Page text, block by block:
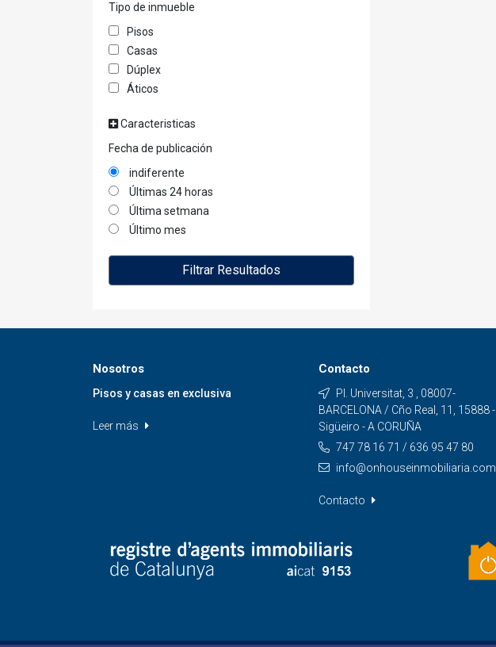
Tipo de inmueble
Pisos
Casas
Dúplex
Áticos
Caracteristicas
Fecha de publicación
indiferente
Últimas 24 horas
Última setmana
Último mes
Filtrar Resultados
Nosotros
Pisos y casas en exclusiva
Leer más
Contacto
Pl. Universitat, 3 , 08007-
BARCELONA / Cño Real, 11, 15888 -
Sigüeiro - A CORUÑA
747 78 16 71 / 636 95 47 80
info@onhouseinmobiliaria.com
Contacto